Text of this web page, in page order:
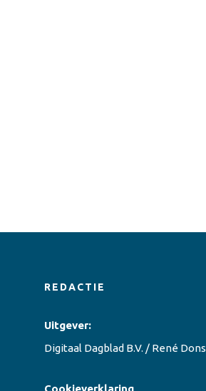
REDACTIE
Uitgever:
Digitaal Dagblad B.V. / René Dons